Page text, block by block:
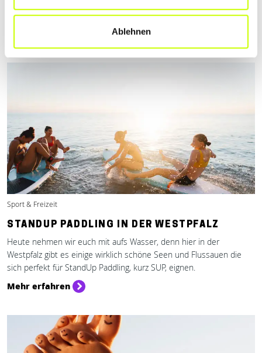
Ablehnen
Campingplätze in der Westpfalz genau das Richtige für euch.
Sport & Freizeit
STANDUP PADDLING IN DER WESTPFALZ
Heute nehmen wir euch mit aufs Wasser, denn hier in der
Westpfalz gibt es einige wirklich schöne Seen und Flussauen die
sich perfekt für StandUp Paddling, kurz SUP, eignen.
Mehr erfahren